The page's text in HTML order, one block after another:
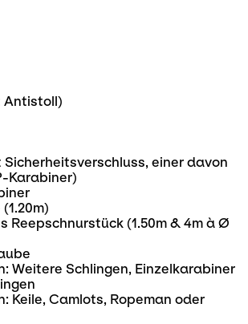
Antistoll)
Sicherheitsverschluss, einer davon
Karabiner)
Reepschnurstück (1.50m & 4m à Ø
Weitere Schlingen, Einzelkarabiner
Keile, Camlots, Ropeman oder